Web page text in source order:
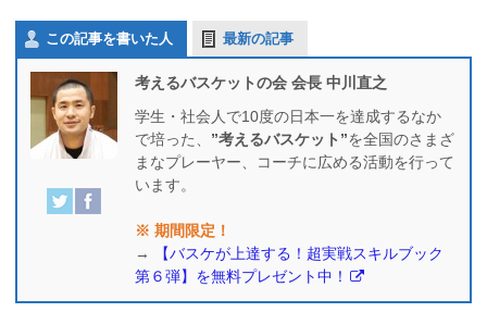
この記事を書いた人 最新の記事
考えるバスケットの会 会長 中川直之
学生・社会人で10度の日本一を達成するなか
で培った、 ”考えるバスケット”を全国のさまざ
まなプレーヤー、コーチに広める活動を行って
います。
※ 期間限定！
→
【バスケが上達する！超実戦スキルブック
第６弾】を無料プレゼント中！